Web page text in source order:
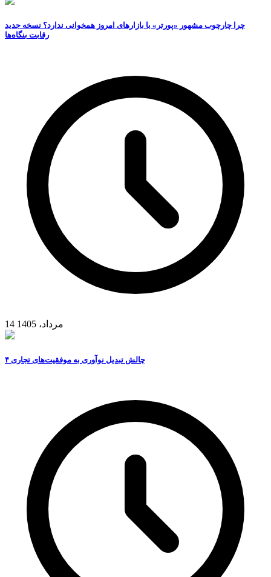
چرا چارچوب مشهور «پورتر» با بازارهای امروز همخوانی ندارد؟ نسخه جدید
رقابت‌ بنگاه‌ها
14 مرداد، 1405
۴ چالش تبدیل نوآوری به موفقیت‌های تجاری